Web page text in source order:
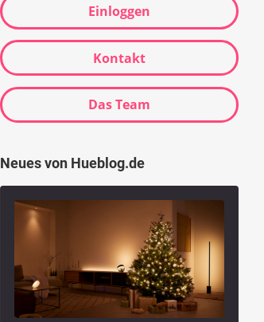
Einloggen
Kontakt
Das Team
Neues von Hueblog.de